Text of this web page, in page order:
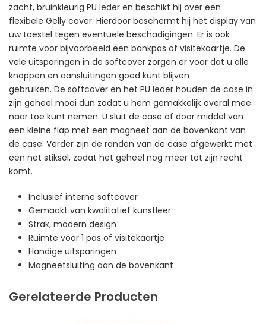
zacht, bruinkleurig PU leder en beschikt hij over een
flexibele Gelly cover. Hierdoor beschermt hij het display van
uw toestel tegen eventuele beschadigingen. Er is ook
ruimte voor bijvoorbeeld een bankpas of visitekaartje. De
vele uitsparingen in de softcover zorgen er voor dat u alle
knoppen en aansluitingen goed kunt blijven
gebruiken. De softcover en het PU leder houden de case in
zijn geheel mooi dun zodat u hem gemakkelijk overal mee
naar toe kunt nemen. U sluit de case af door middel van
een kleine flap met een magneet aan de bovenkant van
de case. Verder zijn de randen van de case afgewerkt met
een net stiksel, zodat het geheel nog meer tot zijn recht
komt.
Inclusief interne softcover
Gemaakt van kwalitatief kunstleer
Strak, modern design
Ruimte voor 1 pas of visitekaartje
Handige uitsparingen
Magneetsluiting aan de bovenkant
Gerelateerde Producten